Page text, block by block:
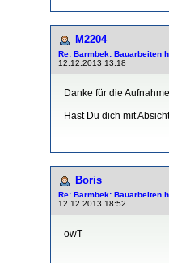
M2204
Re: Barmbek: Bauarbeiten
12.12.2013 13:18
Danke für die
Hast Du dich mit
Boris
Re: Barmbek: Bauarbeiten
12.12.2013 18:52
owT